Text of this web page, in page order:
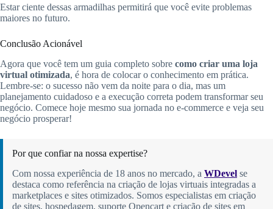
Estar ciente dessas armadilhas permitirá que você evite problemas
maiores no futuro.
Conclusão Acionável
Agora que você tem um guia completo sobre como criar uma loja
virtual otimizada, é hora de colocar o conhecimento em prática.
Lembre-se: o sucesso não vem da noite para o dia, mas um
planejamento cuidadoso e a execução correta podem transformar seu
negócio. Comece hoje mesmo sua jornada no e-commerce e veja seu
negócio prosperar!
Por que confiar na nossa expertise?
Com nossa experiência de 18 anos no mercado, a WDevel se
destaca como referência na criação de lojas virtuais integradas a
marketplaces e sites otimizados. Somos especialistas em criação
de sites, hospedagem, suporte Opencart e criação de sites em